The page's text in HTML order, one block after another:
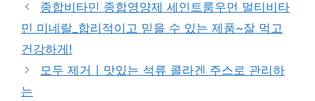
종합비타민 종합영양제 세인트룸우먼 멀티비타
민 미네랄_합리적이고 믿을 수 있는 제품~잘 먹고
건강하게!
모두 제거ㅣ맛있는 석류 콜라겐 주스로 관리하
는